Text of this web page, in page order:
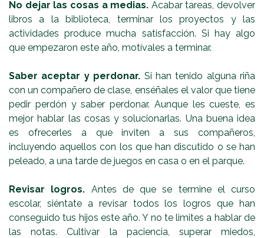
No dejar las cosas a medias. Acabar tareas, devolver
libros a la biblioteca, terminar los proyectos y las
actividades produce mucha satisfacción. Si hay algo
que empezaron este año, motívales a terminar.
Saber aceptar y perdonar. Si han tenido alguna riña
con un compañero de clase, enséñales el valor que tiene
pedir perdón y saber perdonar. Aunque les cueste, es
mejor hablar las cosas y solucionarlas. Una buena idea
es ofrecerles a que inviten a sus compañeros,
incluyendo aquellos con los que han discutido o se han
peleado, a una tarde de juegos en casa o en el parque.
Revisar logros. Antes de que se termine el curso
escolar, siéntate a revisar todos los logros que han
conseguido tus hijos este año. Y no te limites a hablar de
las notas. Cultivar la paciencia, superar miedos,